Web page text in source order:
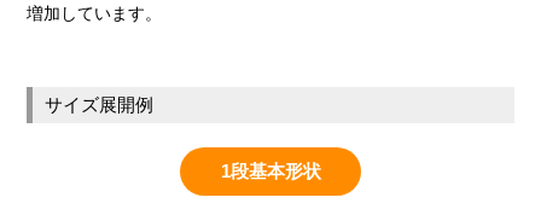
増加しています。
サイズ展開例
1段基本形状